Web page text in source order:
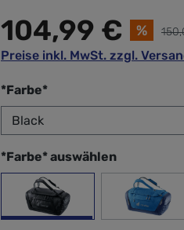
104,99 € %
Preise inkl. MwSt. zzgl.
*Farbe*auswählen
*Farbe* auswählen
Black